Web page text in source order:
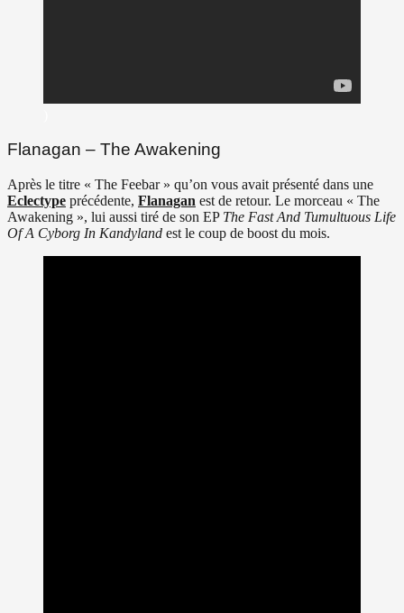
Flanagan – The Awakening
Après le titre « The Feebar » qu’on vous avait présenté dans une
Eclectype précédente, Flanagan est de retour. Le morceau « The
Awakening », lui aussi tiré de son EP The Fast And Tumultuous Life
Of A Cyborg In Kandyland est le coup de boost du mois.